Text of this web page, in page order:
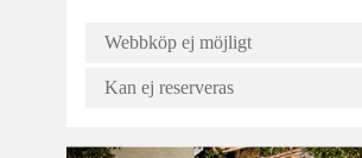
Webbköp ej möjligt
Kan ej reserveras